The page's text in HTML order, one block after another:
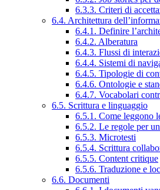
6.3.3. Criteri di
6.4. Architettura
6.4.1. Definire
6.4.2. Alberatura
6.4.3. Flussi di
6.4.4. Sistemi di
6.4.5. Tipologie di
6.4.6. Ontologie e
6.4.7. Vocabolari
6.5. Scrittura e linguaggio
6.5.1. Come leggono
6.5.2. Le regole per
6.5.3. Microtesti
6.5.4. Scrittura
6.5.5. Content critique
6.5.6. Traduzione e
6.6. Documenti